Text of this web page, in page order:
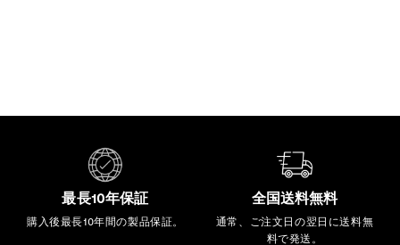
最長10年保証
購入後最長10年間の製品保証。
全国送料無料
通常、ご注文日の翌日に送料無
料で発送。